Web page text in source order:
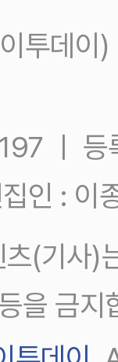
투데
ㅣ
인 : 이
(기사)
을 금지